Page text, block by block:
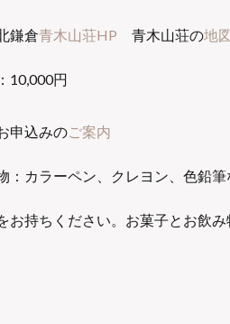
鎌倉青木山荘HP 青木山荘の地
10,000円
申込みのご案内
：カラーペン、クレヨン、色鉛
お持ちください。お菓子とお飲み